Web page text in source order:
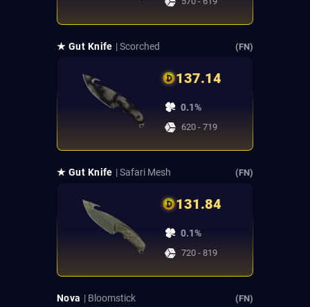
★ Gut Knife | Scorched (FN)
137.14
0.1%
620 - 719
★ Gut Knife | Safari Mesh (FN)
131.84
0.1%
720 - 819
Nova | Bloomstick (FN)